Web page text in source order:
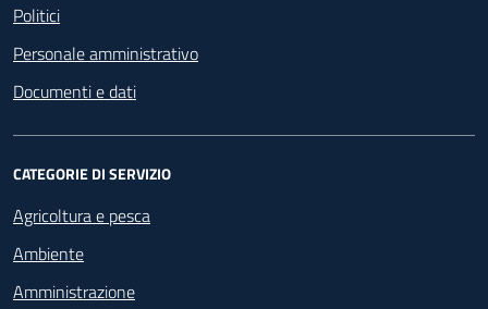
Politici
Personale amministrativo
Documenti e dati
CATEGORIE DI SERVIZIO
Agricoltura e pesca
Ambiente
Amministrazione